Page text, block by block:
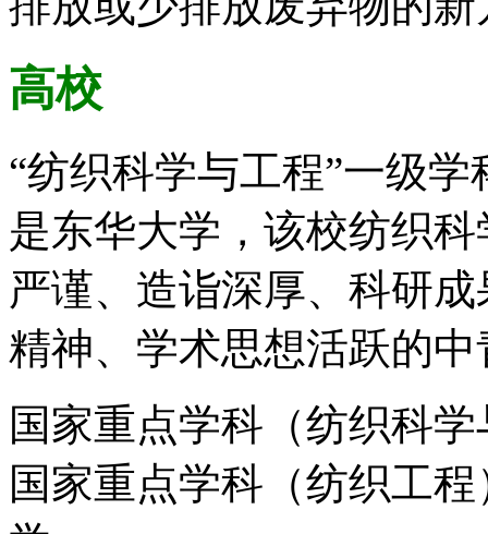
高校
“纺织科学与工程”一级
是东华大学，该校纺织
严谨、造诣深厚、科研
精神、学术思想活跃的
国家重点学科（纺织科
国家重点学科（纺织工